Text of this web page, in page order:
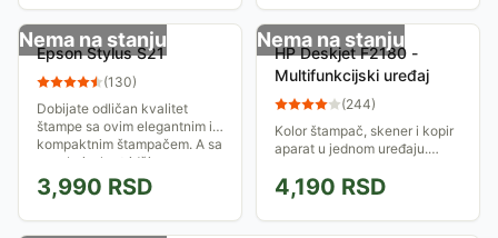
Nema na stanju
Epson Stylus S21
(130)
Dobijate odličan kvalitet
štampe sa ovim elegantnim i
kompaktnim štampačem. A sa
zasebnim kertridžima sa
mastilom štedite novac pošto
menjate samo...
3,990 RSD
Nema na stanju
HP Deskjet F2180 -
Multifunkcijski uređaj
(244)
Kolor štampač, skener i kopir
aparat u jednom uređaju.
str./min. 32 MB memorije.
4,190 RSD